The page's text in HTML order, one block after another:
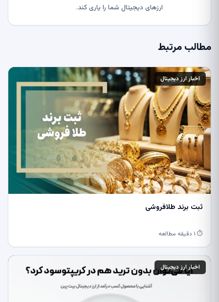
ارزهای دیجیتال شما را یاری کند.
مطالب مرتبط
اخبار ارز دیجیتال
ثبت برند طلافروشی
⏱ ۱ دقیقه مطالعه
اخبار ارز دیجیتال